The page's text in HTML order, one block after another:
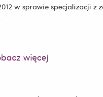
w sprawie specjalizacji z
więcej